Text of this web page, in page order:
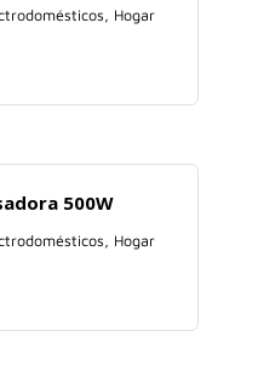
, Hogar
500W
, Hogar